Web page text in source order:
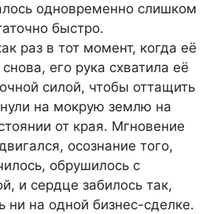
одновременно слишком
быстро.
раз в тот момент, когда её
его рука схватила её
силой, чтобы оттащить
на мокрую землю на
от края. Мгновение
осознание того,
обрушилось с
и сердце забилось так,
ни на одной бизнес-сделке.